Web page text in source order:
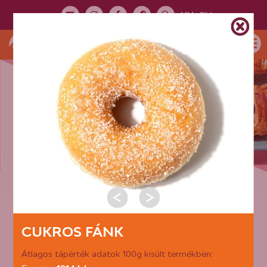
HU EN
TERMÉK
BEMUTATÓ
TERMÉKKATEGÓRIÁK:
CUKROS FÁNK
Átlagos tápérték adatok 100g kisült termékben: